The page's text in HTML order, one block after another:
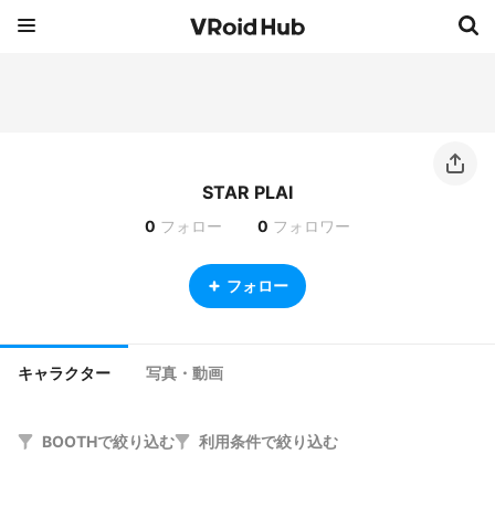
STAR PLAI
0 フォロー 0 フォロワー
フォロー
キャラクター 写真・動画
BOOTHで絞り込む 利用条件で絞り込む